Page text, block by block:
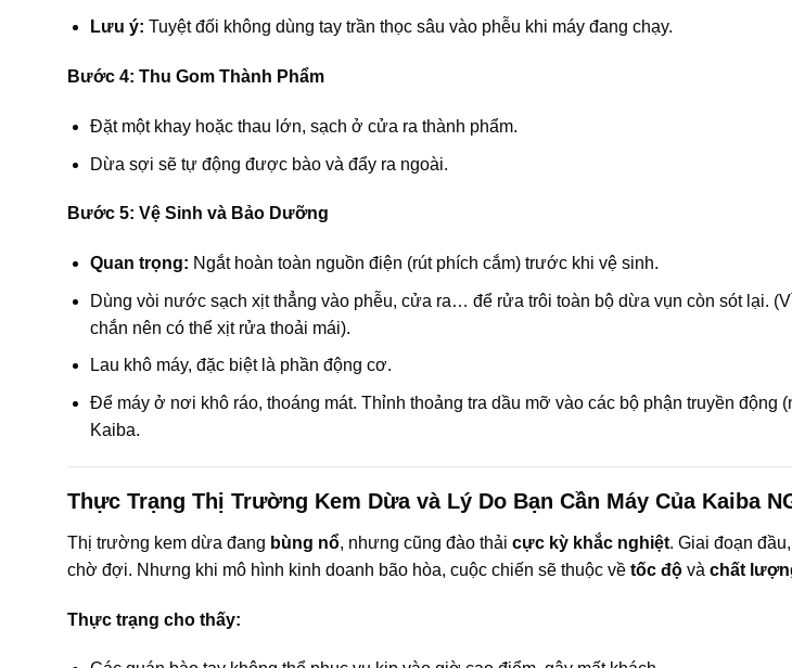
Lưu ý: Tuyệt đối không dùng tay trần thọc sâu vào phễu khi máy đang chạy.
Bước 4: Thu Gom Thành Phẩm
Đặt một khay hoặc thau lớn, sạch ở cửa ra thành phẩm.
Dừa sợi sẽ tự động được bào và đẩy ra ngoài.
Bước 5: Vệ Sinh và Bảo Dưỡng
Quan trọng: Ngắt hoàn toàn nguồn điện (rút phích cắm) trước khi vệ sinh.
Dùng vòi nước sạch xịt thẳng vào phễu, cửa ra… để rửa trôi toàn bộ dừa vụn còn sót lại.
chắn nên có thể xịt rửa thoải mái).
Lau khô máy, đặc biệt là phần động cơ.
Để máy ở nơi khô ráo, thoáng mát. Thỉnh thoảng tra dầu mỡ vào các bộ phận truyền động
Kaiba.
Thực Trạng Thị Trường Kem Dừa và Lý Do Bạn Cần Máy Của Kaiba
Thị trường kem dừa đang bùng nổ, nhưng cũng đào thải cực kỳ khắc nghiệt. Giai đoạn
chờ đợi. Nhưng khi mô hình kinh doanh bão hòa, cuộc chiến sẽ thuộc về tốc độ và chất
Thực trạng cho thấy: